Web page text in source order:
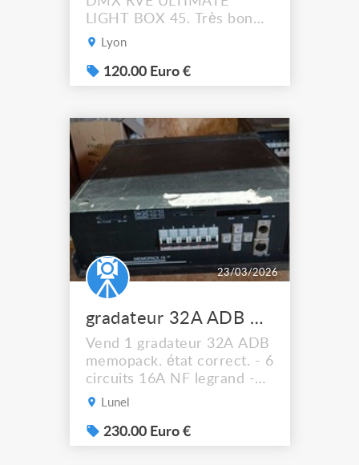
LIGHT BOX 45. Très bon
état 120 € Pu 400 € les 4
Lyon
120.00 Euro €
23/03/2026
gradateur 32A ADB memopack
Vend 1 gradateur 32A ADB
memopack. état correct. - 6
circuits 16A NF legrand -
commande en dmx 5 points
circuit prix de vente 230e
Lunel
230.00 Euro €